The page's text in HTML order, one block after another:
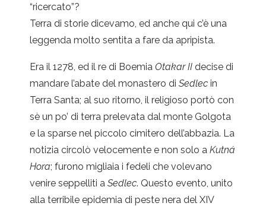
“ricercato”?
Terra di storie dicevamo, ed anche qui c’è una
leggenda molto sentita a fare da apripista.
Era il 1278, ed il re di Boemia Otakar II decise di
mandare l’abate del monastero di Sedlec in
Terra Santa; al suo ritorno, il religioso portò con
sè un po’ di terra prelevata dal monte Golgota
e la sparse nel piccolo cimitero dell’abbazia. La
notizia circolò velocemente e non solo a Kutná
Hora; furono migliaia i fedeli che volevano
venire seppelliti a Sedlec. Questo evento, unito
alla terribile epidemia di peste nera del XIV